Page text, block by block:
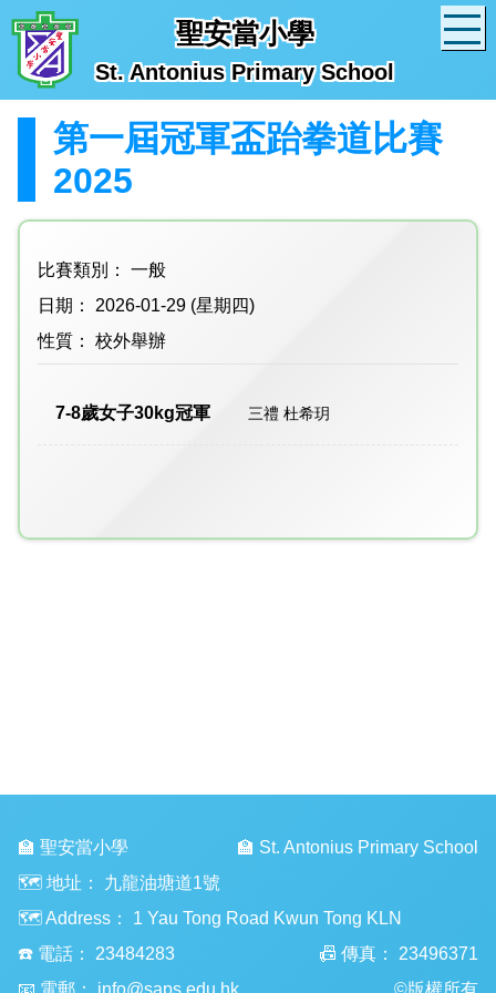
聖安當小學
St. Antonius Primary School
第一屆冠軍盃跆拳道比賽
2025
比賽類別： 一般
日期： 2026-01-29 (星期四)
性質： 校外舉辦
7-8歲女子30kg冠軍 三禮 杜希玥
🏫 聖安當小學
🏫 St. Antonius Primary School
🗺️ 地址：
九龍油塘道1號
🗺️ Address：
1 Yau Tong Road Kwun Tong KLN
☎️ 電話：
23484283 📠 傳真：
23496371